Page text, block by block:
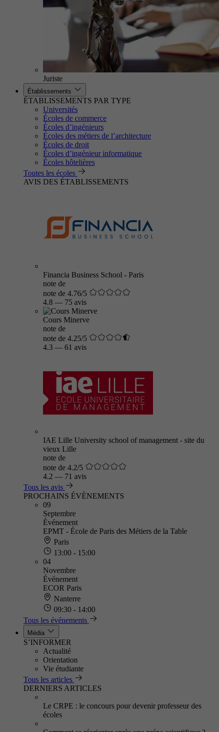
Juriste
Établissements
ÉTABLISSEMENTS PAR TYPE
Universités
Écoles de commerce
Écoles d’ingénieurs
Écoles des métiers de l’architecture
Écoles de droit
Écoles d’ingénieur informatique
Écoles hôtelières
Toutes les écoles
AVIS DES ÉTABLISSEMENTS
Financia Business School - Paris
note de
note de 4.76/5
4.8 — 75 avis
Cours Minerve
note de
note de 4.25/5
4.3 — 61 avis
IAE Lille University school of management - site du
vieux Lille
note de
note de 4.2/5
4.2 — 71 avis
Tous les avis
PROCHAINS ÉVÈNEMENTS
09
Septembre
Événement
EPMT - École de Paris des Métiers de la Table
Paris
13:00 - 15:00
04
Novembre
Événement
ECOR Paris
Nanterre
09:30 - 14:00
Tous les événements
Média
S’INFORMER
Actualité
Orientation
Vie étudiante
Tous les articles
DERNIERS ARTICLES
Le CRPE : le concours pour devenir professeur des
écoles